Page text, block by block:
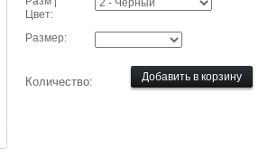
Цвет:
Размер:
Количество: